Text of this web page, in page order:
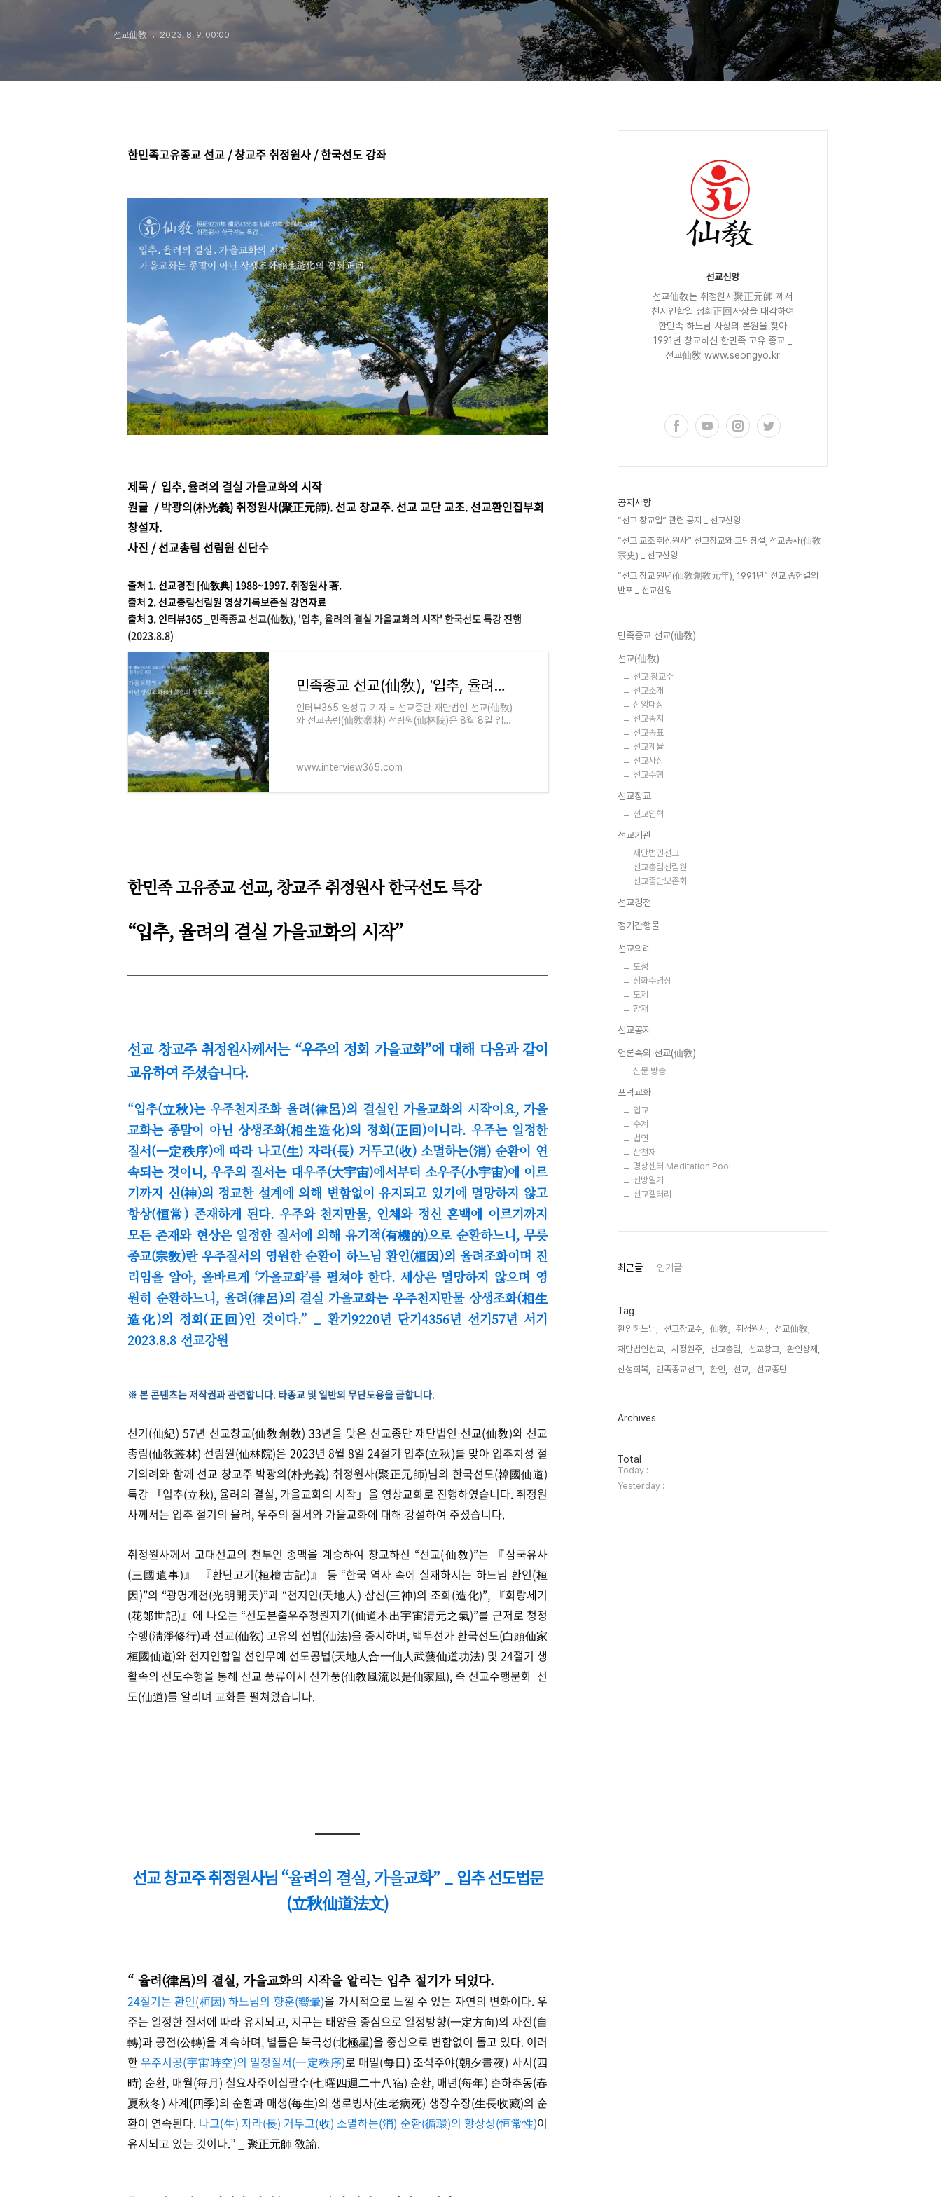
선교仙敎 2023. 8. 9. 00:00
한민족고유종교 선교 / 창교주 취정원사 / 한국선도 강좌
제목 / 입추, 율려의 결실 가을교화의 시작
원글 / 박광의(朴光義) 취정원사(聚正元師). 선교 창교주. 선교 교단 교조. 선교환인집부회
창설자.
사진 / 선교총림 선림원 신단수
출처 1.선교경전 [仙敎典] 1988~1997. 취정원사 著.
출처 2.선교총림선림원 영상기록보존실 강연자료
출처 3. 인터뷰365 _ 민족종교 선교(仙敎), '입추, 율려의 결실 가을교화의 시작' 한국선도 특강 진행
(2023.8.8)
민족종교 선교(仙敎), '입추, 율려의 결실 가을교화의 시작' 한국선도 특강 진행 - 인터뷰365 - 대
인터뷰365 임성규 기자 = 선교종단 재단법인 선교(仙敎)
와 선교총림(仙敎叢林) 선림원(仙林院)은 8월 8일 입추
www.interview365.com
한민족 고유종교 선교, 창교주 취정원사 한국선도 특강
“입추, 율려의 결실 가을교화의 시작”
선교 창교주 취정원사께서는 “우주의 정회 가을교화”에 대해 다음과 같이
교유하여 주셨습니다.
“입추(立秋)는 우주천지조화 율려(律呂)의 결실인 가을교화의 시작이요, 가을
교화는 종말이 아닌 상생조화(相生造化)의 정회(正回)이니라. 우주는 일정한
질서(一定秩序)에 따라 나고(生) 자라(長) 거두고(收) 소멸하는(消) 순환이 연
속되는 것이니, 우주의 질서는 대우주(大宇宙)에서부터 소우주(小宇宙)에 이르
기까지 신(神)의 정교한 설계에 의해 변함없이 유지되고 있기에 멸망하지 않고
항상(恒常) 존재하게 된다. 우주와 천지만물, 인체와 정신 혼백에 이르기까지
모든 존재와 현상은 일정한 질서에 의해 유기적(有機的)으로 순환하느니, 무릇
종교(宗敎)란 우주질서의 영원한 순환이 하느님 환인(桓因)의 율려조화이며 진
리임을 알아, 올바르게 ‘가을교화’를 펼쳐야 한다. 세상은 멸망하지 않으며 영
원히 순환하느니, 율려(律呂)의 결실 가을교화는 우주천지만물 상생조화(相生
造化)의 정회(正回)인 것이다.”
_ 환기9220년 단기4356년 선기57년 서기
2023.8.8 선교강원
※ 본 콘텐츠는 저작권과 관련합니다. 타종교 및 일반의 무단도용을 금합니다.
선기(仙紀) 57년 선교창교(仙敎創敎) 33년을 맞은 선교종단 재단법인 선교(仙敎)와 선교
총림(仙敎叢林) 선림원(仙林院)은 2023년 8월 8일 24절기 입추(立秋)를 맞아 입추치성 절
기의례와 함께 선교 창교주 박광의(朴光義) 취정원사(聚正元師)님의 한국선도(韓國仙道)
특강 「입추(立秋), 율려의 결실, 가을교화의 시작」을 영상교화로 진행하였습니다. 취정원
사께서는 입추 절기의 율려, 우주의 질서와 가을교화에 대해 강설하여 주셨습니다.
취정원사께서 고대선교의 천부인 종맥을 계승하여 창교하신 “선교(仙敎)”는 『삼국유사
(三國遺事)』 『환단고기(桓檀古記)』 등 “한국 역사 속에 실재하시는 하느님 환인(桓
因)”의 “광명개천(光明開天)”과 “천지인(天地人) 삼신(三神)의 조화(造化)”, 『화랑세기
(花郞世記)』에 나오는 “선도본출우주청원지기(仙道本出宇宙淸元之氣)”를 근저로 청정
수행(淸淨修行)과 선교(仙敎) 고유의 선법(仙法)을 중시하며, 백두선가 환국선도(白頭仙家
桓國仙道)와 천지인합일 선인무예 선도공법(天地人合一仙人武藝仙道功法) 및 24절기 생
활속의 선도수행을 통해 선교 풍류이시 선가풍(仙敎風流以是仙家風), 즉 선교수행문화 선
도(仙道)를 알리며 교화를 펼쳐왔습니다.
선교 창교주 취정원사님“율려의 결실, 가을교화”_입추 선도법문
(立秋仙道法文)
“ 율려(律呂)의 결실, 가을교화의 시작을 알리는 입추 절기가 되었다.
24절기는 환인(桓因) 하느님의 향훈(嚮暈)을 가시적으로 느낄 수 있는 자연의 변화이다. 우
주는 일정한 질서에 따라 유지되고, 지구는 태양을 중심으로 일정방향(一定方向)의 자전(自
轉)과 공전(公轉)을 계속하며, 별들은 북극성(北極星)을 중심으로 변함없이 돌고 있다. 이러
한우주시공(宇宙時空)의 일정질서(一定秩序)로 매일(每日) 조석주야(朝夕晝夜) 사시(四
時) 순환, 매월(每月) 칠요사주이십팔수(七曜四週二十八宿) 순환, 매년(每年) 춘하추동(春
夏秋冬) 사계(四季)의 순환과 매생(每生)의 생로병사(生老病死) 생장수장(生長收藏)의 순
환이 연속된다. 나고(生) 자라(長) 거두고(收) 소멸하는(消) 순환(循環)의 항상성(恒常性)이
유지되고 있는 것이다.” _ 聚正元師 敎諭.
선교신앙
선교仙敎는 취정원사聚正元師 께서
천지인합일 정회正回사상을 대각하여
한민족 하느님 사상의 본원을 찾아
1991년 창교하신 한민족 고유 종교 _
선교仙敎 www.seongyo.kr
공지사항
“선교 창교일” 관련 공지 _ 선교신앙
“선교 교조 취정원사” 선교창교와 교단창설, 선교종사(仙敎
宗史) _ 선교신앙
“선교 창교 원년(仙敎創敎元年), 1991년” 선교 종헌결의
반포 _ 선교신앙
민족종교 선교(仙敎)
선교(仙敎)
선교 창교주
선교소개
신앙대상
선교종지
선교종표
선교계율
선교사상
선교수행
선교창교
선교연혁
선교기관
재단법인선교
선교총림선림원
선교종단보존회
선교경전
정기간행물
선교의례
도성
정화수명상
도제
향재
선교공지
언론속의 선교(仙敎)
신문 방송
포덕교화
입교
수계
법연
산천재
명상센터 Meditation Pool
선방일기
선교갤러리
최
인
글
최근글 인기글
Tag
환인하느님, 선교창교주, 仙敎, 취정원사,
선교仙敎,
재단법인선교,
시정원주, 선교총림, 선교창교,
환인상제,
신성회복,
민족종교선교, 환인, 선교, 선교종단,
Archives
방
문
자
수
Total
Today :
Yesterday :